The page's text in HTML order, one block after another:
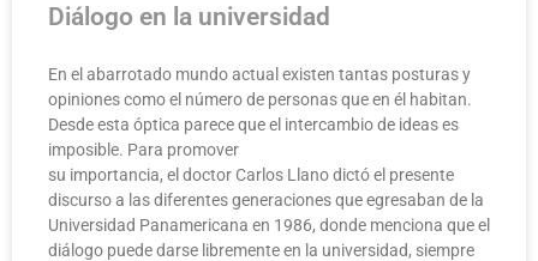
Diálogo en la universidad
En el abarrotado mundo actual existen tantas posturas y
opiniones como el número de personas que en él habitan.
Desde esta óptica parece que el intercambio de ideas es
imposible. Para promover
su importancia, el doctor Carlos Llano dictó el presente
discurso a las diferentes generaciones que egresaban de la
Universidad Panamericana en 1986, donde menciona que el
diálogo puede darse libremente en la universidad, siempre